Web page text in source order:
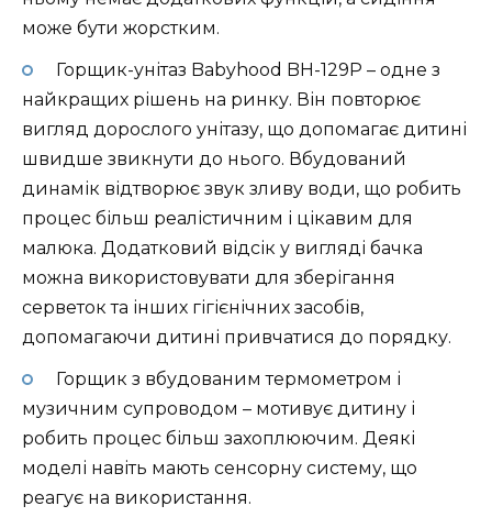
може бути жорстким.
Горщик-унітаз Babyhood BH-129P – одне з
найкращих рішень на ринку. Він повторює
вигляд дорослого унітазу, що допомагає дитині
швидше звикнути до нього. Вбудований
динамік відтворює звук зливу води, що робить
процес більш реалістичним і цікавим для
малюка. Додатковий відсік у вигляді бачка
можна використовувати для зберігання
серветок та інших гігієнічних засобів,
допомагаючи дитині привчатися до порядку.
Горщик з вбудованим термометром і
музичним супроводом – мотивує дитину і
робить процес більш захоплюючим. Деякі
моделі навіть мають сенсорну систему, що
реагує на використання.